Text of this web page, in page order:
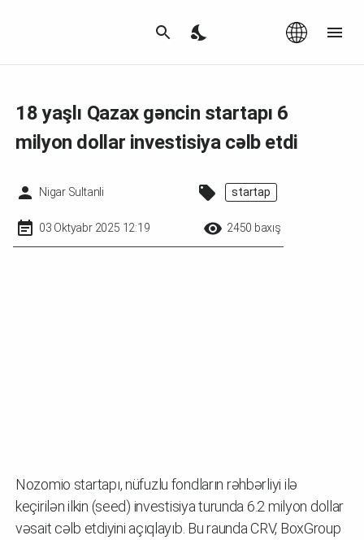
18 yaşlı Qazax gəncin startapı 6
milyon dollar investisiya cəlb etdi
Nigar Sultanli startap
03 Oktyabr 2025 12:19 2450 baxış
Nozomio startapı, nüfuzlu fondların rəhbərliyi ilə
keçirilən ilkin (seed) investisiya turunda 6.2 milyon dollar
vəsait cəlb etdiyini açıqlayıb. Bu raunda CRV, BoxGroup